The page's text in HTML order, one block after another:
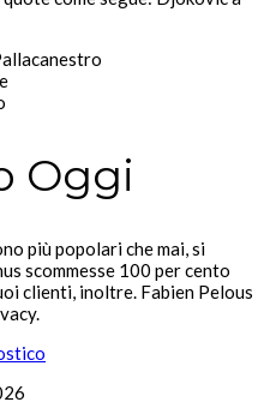
Oggi
più popolari che mai, si
scommesse 100 per cento
clienti, inoltre. Fabien Pelous